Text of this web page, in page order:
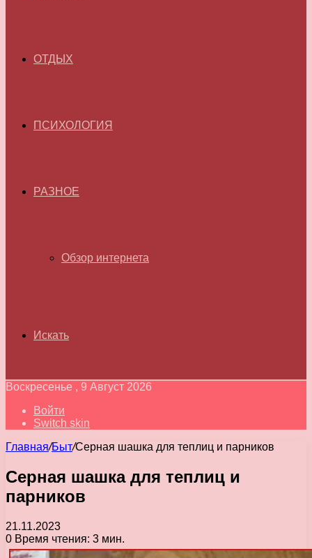
ОТДЫХ
ПСИХОЛОГИЯ
РАЗНОЕ
Обзор интернета
Искать
Воскресенье , 9 Август 2026
Войти
Switch skin
Главная/Быт/Серная шашка для теплиц и парников
Серная шашка для теплиц и
парников
21.11.2023
0 Время чтения: 3 мин.